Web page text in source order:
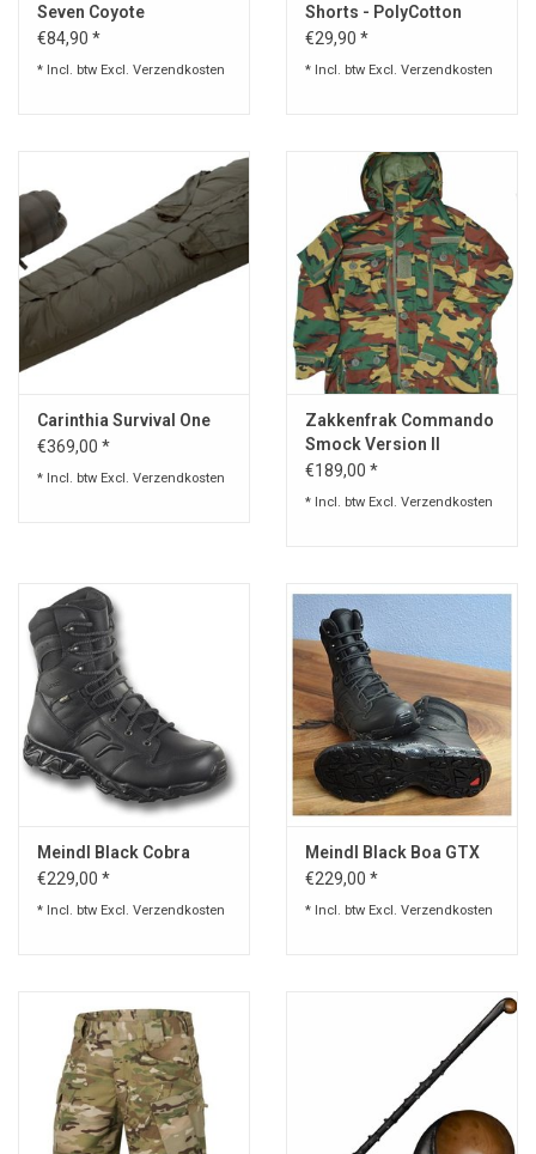
Seven Coyote
€84,90 *
* Incl. btw Excl. Verzendkosten
Shorts - PolyCotton
Ripstop
€29,90 *
* Incl. btw Excl. Verzendkosten
Carinthia Survival One
€369,00 *
* Incl. btw Excl. Verzendkosten
Zakkenfrak Commando
Smock Version II
€189,00 *
* Incl. btw Excl. Verzendkosten
Meindl Black Cobra
€229,00 *
* Incl. btw Excl. Verzendkosten
Meindl Black Boa GTX
€229,00 *
* Incl. btw Excl. Verzendkosten